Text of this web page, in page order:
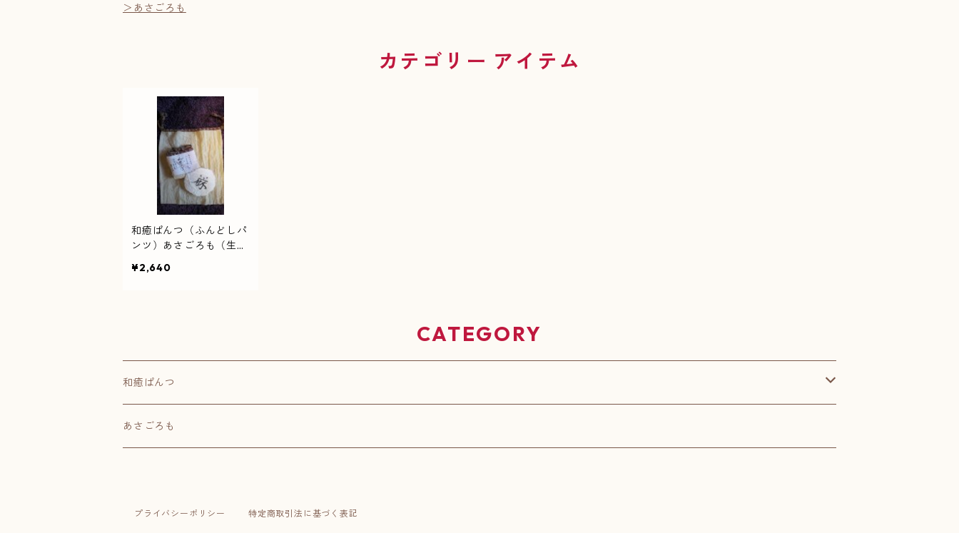
＞あさごろも
カテゴリー アイテム
和癒ぱんつ（ふんどしパ
ンツ）あさごろも（生
¥2,640
CATEGORY
和癒ぱんつ
肌癒ダブルガーゼ
綿ちりめん
あさごろも
プライバシーポリシー 特定商取引法に基づく表記